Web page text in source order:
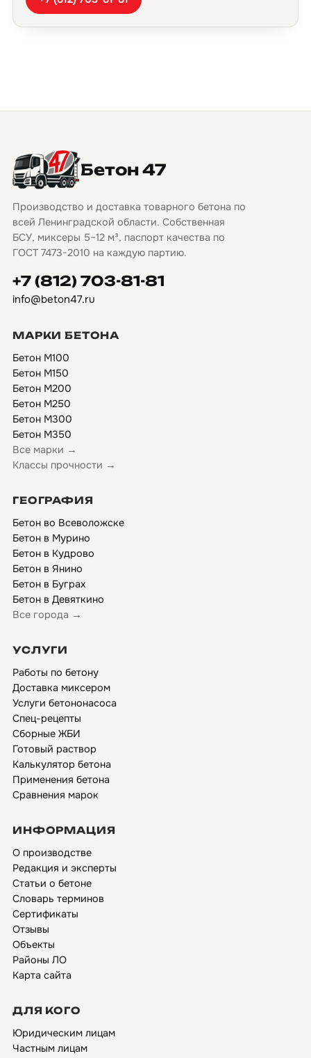
Бетон 47
Производство и доставка товарного бетона по
всей Ленинградской области. Собственная
БСУ, миксеры 5–12 м³, паспорт качества по
ГОСТ 7473-2010 на каждую партию.
+7 (812) 703-81-81
info@beton47.ru
МАРКИ БЕТОНА
Бетон М100
Бетон М150
Бетон М200
Бетон М250
Бетон М300
Бетон М350
Все марки →
Классы прочности →
ГЕОГРАФИЯ
Бетон во Всеволожске
Бетон в Мурино
Бетон в Кудрово
Бетон в Янино
Бетон в Буграх
Бетон в Девяткино
Все города →
УСЛУГИ
Работы по бетону
Доставка миксером
Услуги бетононасоса
Спец-рецепты
Сборные ЖБИ
Готовый раствор
Калькулятор бетона
Применения бетона
Сравнения марок
ИНФОРМАЦИЯ
О производстве
Редакция и эксперты
Статьи о бетоне
Словарь терминов
Сертификаты
Отзывы
Объекты
Районы ЛО
Карта сайта
ДЛЯ КОГО
Юридическим лицам
Частным лицам